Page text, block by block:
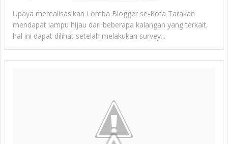
Upaya merealisasikan Lomba Blogger se-Kota Tarakan
mendapat lampu hijau dari beberapa kalangan yang terkait,
hal ini dapat dilihat setelah melakukan survey...